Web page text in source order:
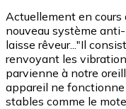
Actuellement en cours
nouveau système
laisse rêveur..."Il
renvoyant les
parvienne à notre
appareil ne fonctionne
stables comme le